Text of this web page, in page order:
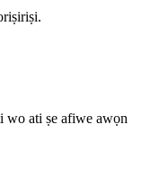
wo ati ṣe afiwe awọn